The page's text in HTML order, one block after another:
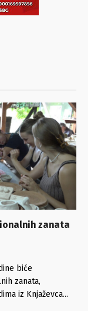
zanata
biće
zanata,
iz Knjaževca...